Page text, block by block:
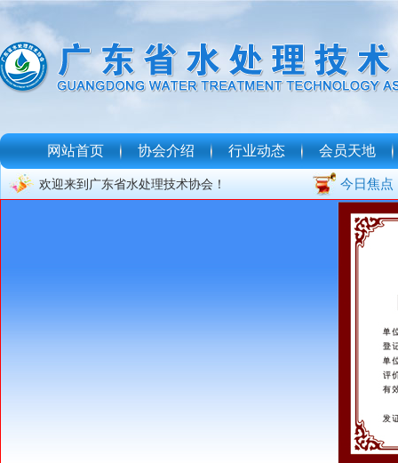
网站首页 协会介绍 行业动态 会员天地
欢迎来到广东省水处理技术协会！ 今日焦点